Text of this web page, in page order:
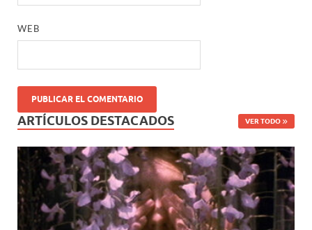
WEB
ARTÍCULOS DESTACADOS VER TODO